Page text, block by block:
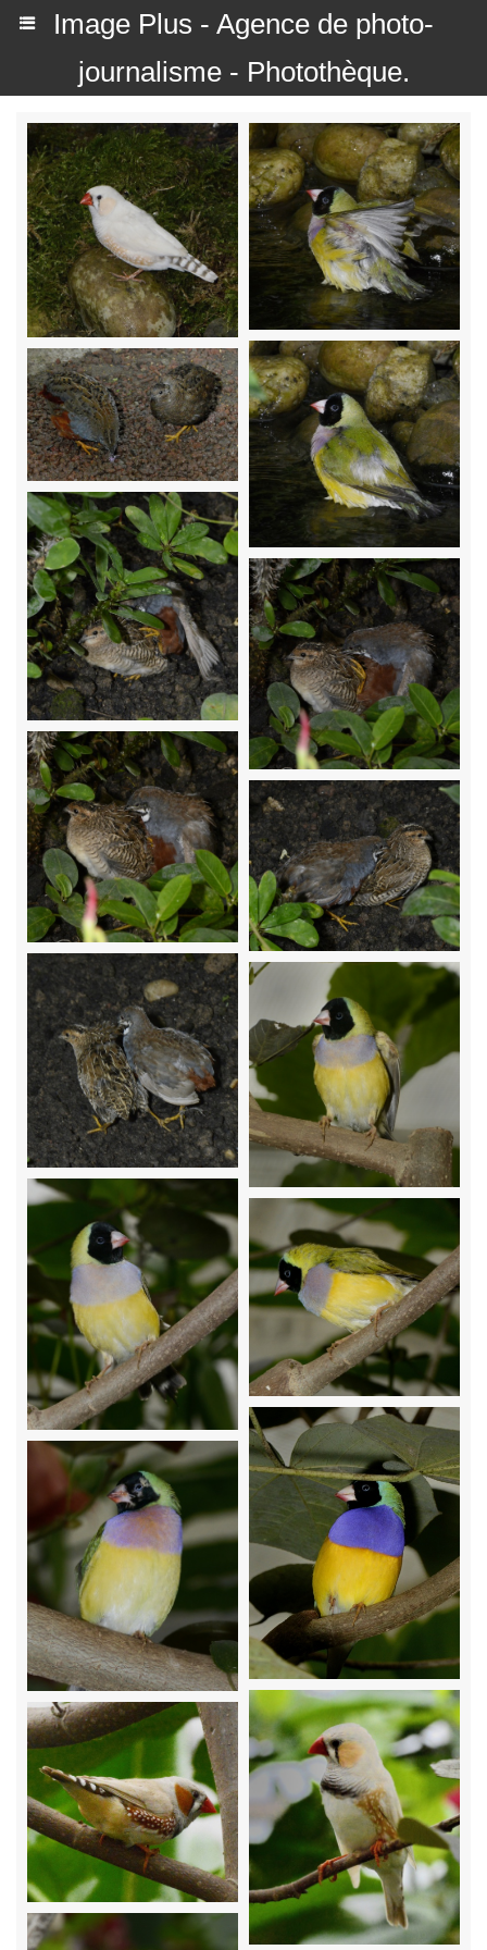
Image Plus - Agence de photo-
journalisme - Photothèque.